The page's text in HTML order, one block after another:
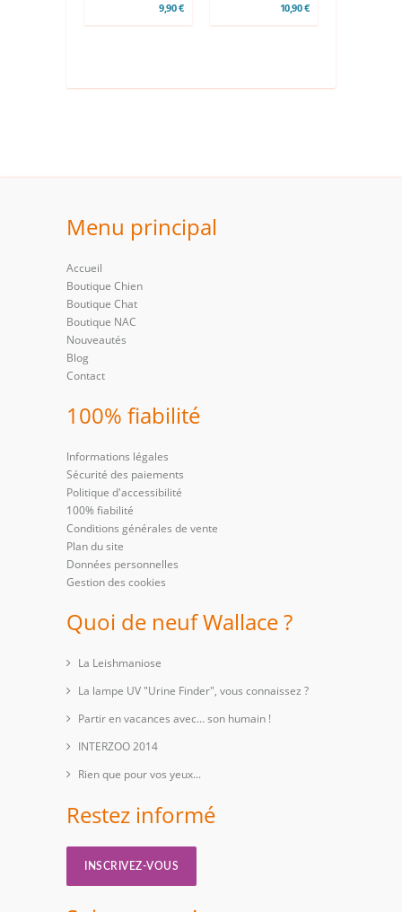
9,90 € 10,90 €
Menu principal
Accueil
Boutique Chien
Boutique Chat
Boutique NAC
Nouveautés
Blog
Contact
100% fiabilité
Informations légales
Sécurité des paiements
Politique d'accessibilité
100% fiabilité
Conditions générales de vente
Plan du site
Données personnelles
Gestion des cookies
Quoi de neuf Wallace ?
La Leishmaniose
La lampe UV "Urine Finder", vous connaissez ?
Partir en vacances avec… son humain !
INTERZOO 2014
Rien que pour vos yeux...
Restez informé
INSCRIVEZ-VOUS